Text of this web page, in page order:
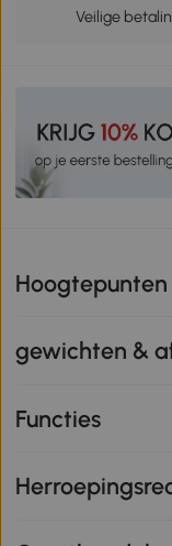
Veilige
Hoogtepunten
gewichten &
Functies